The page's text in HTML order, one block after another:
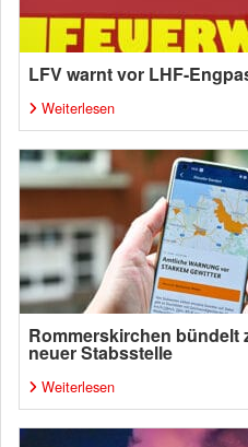
LFV warnt vor LHF-
Weiterlesen
Rommerskirchen bündelt
neuer Stabsstelle
Weiterlesen